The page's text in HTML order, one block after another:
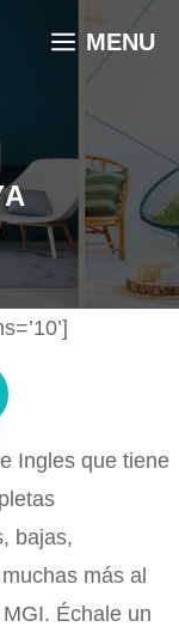
MENU
Ingles que tiene
bajas,
más al
Échale un